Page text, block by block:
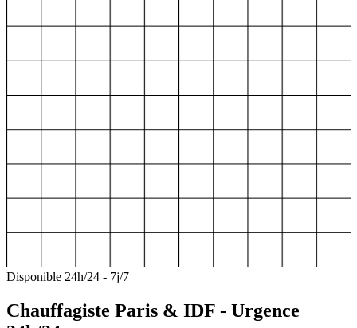
Disponible 24h/24 - 7j/7
Chauffagiste Paris & IDF - Urgence